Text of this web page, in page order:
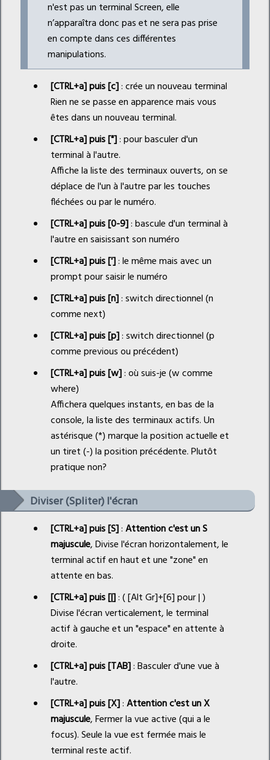
n'est pas un terminal Screen, elle
n’apparaîtra donc pas et ne sera pas prise
en compte dans ces différentes
manipulations.
[CTRL+a] puis [c]: crée un nouveau terminal
Rien ne se passe en apparence mais vous
êtes dans un nouveau terminal.
[CTRL+a] puis ["]: pour basculer d'un
terminal à l'autre.
Affiche la liste des terminaux ouverts, on se
déplace de l'un à l'autre par les touches
fléchées ou par le numéro.
[CTRL+a] puis [0-9]: bascule d'un terminal à
l'autre en saisissant son numéro
[CTRL+a] puis [']: le même mais avec un
prompt pour saisir le numéro
[CTRL+a] puis [n]: switch directionnel (n
comme next)
[CTRL+a] puis [p]: switch directionnel (p
comme previous ou précédent)
[CTRL+a] puis [w]: où suis-je (w comme
where)
Affichera quelques instants, en bas de la
console, la liste des terminaux actifs. Un
astérisque (*) marque la position actuelle et
un tiret (-) la position précédente. Plutôt
pratique non?
Diviser (Spliter) l'écran
[CTRL+a] puis [S]:Attention c'est un S
majuscule, Divise l'écran horizontalement, le
terminal actif en haut et une "zone" en
attente en bas.
[CTRL+a] puis [|]: ( [Alt Gr]+[6] pour | )
Divise l'écran verticalement, le terminal
actif à gauche et un "espace" en attente à
droite.
[CTRL+a] puis [TAB]: Basculer d'une vue à
l'autre.
[CTRL+a] puis [X]:Attention c'est un X
majuscule, Fermer la vue active (qui a le
focus). Seule la vue est fermée mais le
terminal reste actif.